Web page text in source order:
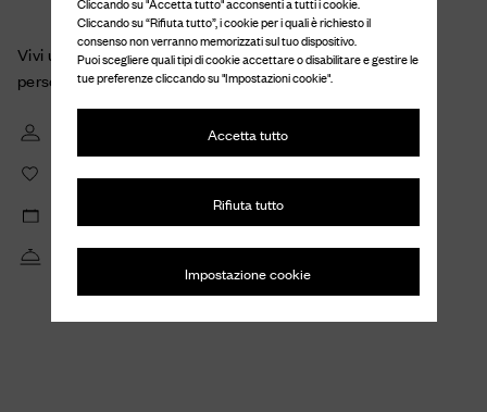
Cliccando su “Rifiuta tutto”, i cookie per i quali è richiesto il
consenso non verranno memorizzati sul tuo dispositivo.
Puoi scegliere quali tipi di cookie accettare o disabilitare e gestire le
tue preferenze cliccando su "Impostazioni cookie".
Accetta tutto
Rifiuta tutto
Impostazione cookie
Vivi un'esperienza di acquisto unica grazie al tuo account
personale
Controlla i dettagli e monitora lo stato dei tuoi ordini e resi
Crea wishlist per salvare e condividere i tuoi articoli preferiti
Visualizza i tuoi appuntamenti privati e le richieste di riparazione